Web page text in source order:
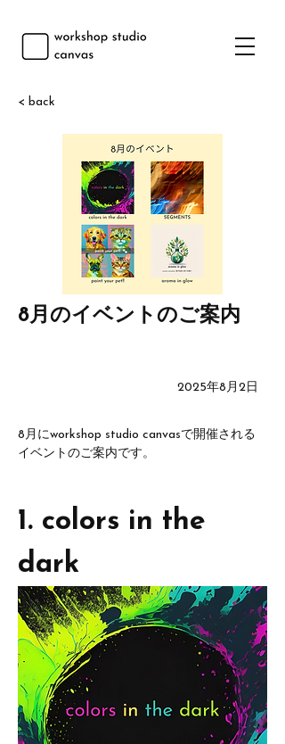
< back
8月のイベントのご案内
2025年8月2日
8月にworkshop studio canvasで開催される
イベントのご案内です。
1. colors in the
dark